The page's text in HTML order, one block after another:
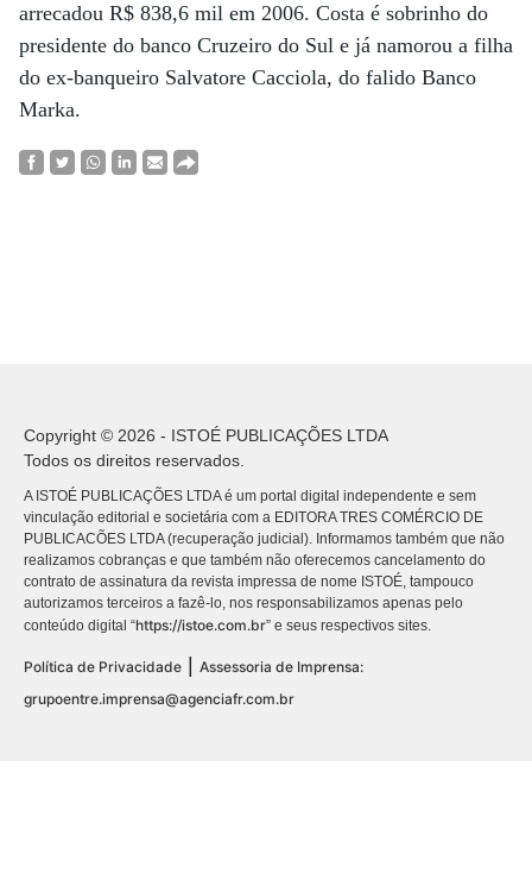
arrecadou R$ 838,6 mil em 2006. Costa é sobrinho do
presidente do banco Cruzeiro do Sul e já namorou a filha
do ex-banqueiro Salvatore Cacciola, do falido Banco
Marka.
Copyright © 2026 - ISTOÉ PUBLICAÇÕES LTDA
Todos os direitos reservados.
A ISTOÉ PUBLICAÇÕES LTDA é um portal digital independente e sem
vinculação editorial e societária com a EDITORA TRES COMÉRCIO DE
PUBLICACÕES LTDA (recuperação judicial). Informamos também que não
realizamos cobranças e que também não oferecemos cancelamento do
contrato de assinatura da revista impressa de nome ISTOÉ, tampouco
autorizamos terceiros a fazê-lo, nos responsabilizamos apenas pelo
conteúdo digital “https://istoe.com.br” e seus respectivos sites.
Política de Privacidade
Assessoria de Imprensa:
grupoentre.imprensa@agenciafr.com.br